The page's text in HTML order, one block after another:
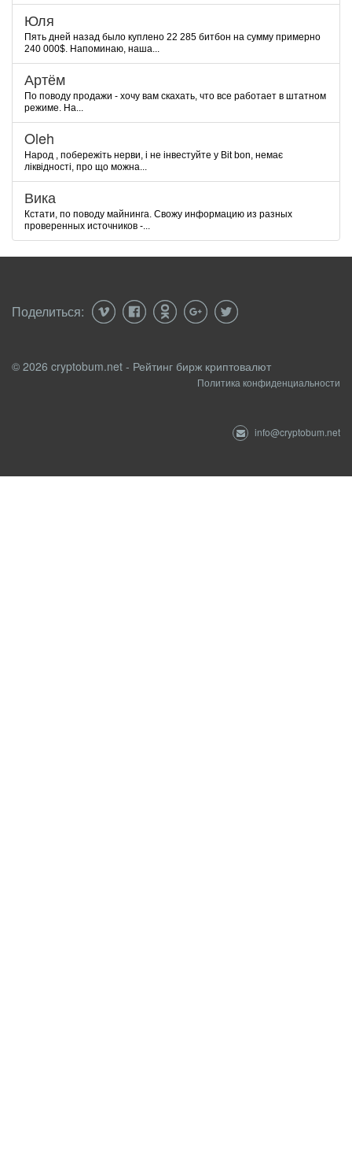
Юля
Пять дней назад было куплено 22 285 битбон на сумму примерно
240 000$. Напоминаю, наша...
Артём
По поводу продажи - хочу вам скахать, что все работает в штатном
режиме. На...
Oleh
Народ , побережіть нерви, і не інвестуйте у Bit bon, немає
ліквідності, про що можна...
Вика
Кстати, по поводу майнинга. Свожу информацию из разных
проверенных источников -...
Поделиться:
© 2026 cryptobum.net - Рейтинг бирж криптовалют
Политика конфиденциальности
info@cryptobum.net